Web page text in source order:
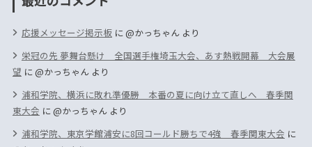
応援メッセージ掲示板に@かっちゃんより
栄冠の先 夢舞台懸け 全国選手権埼玉大会、あす熱戦開幕 大会展
望 に@かっちゃんより
浦和学院、横浜に敗れ準優勝 本番の夏に向け立て直しへ 春季関
東大会 に@かっちゃんより
浦和学院、東京学館浦安に8回コールド勝ちで4強 春季関東大会 に